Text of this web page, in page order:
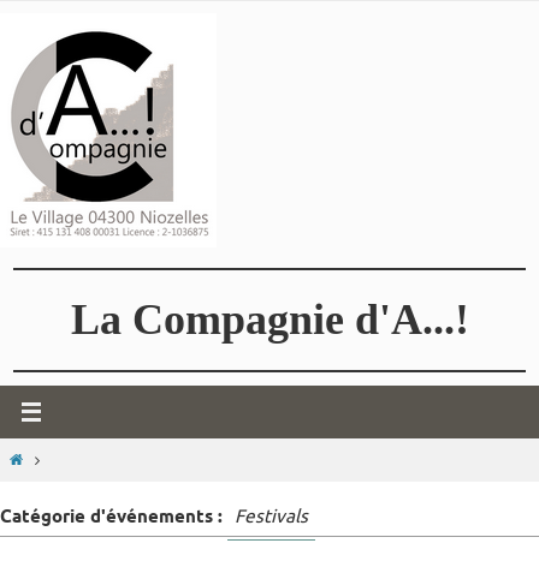
contenu
La Compagnie d'A...!
HOME
Catégorie d'événements : Festivals